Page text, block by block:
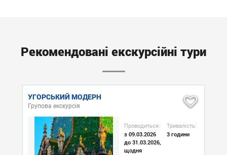
Рекомендовані екскурсійні тури
УГОРСЬКИЙ МОДЕРН
Групова екскурсія
Проводиться:
з 09.03.2026
до 31.03.2026,
щодня
Тривалість:
3 години